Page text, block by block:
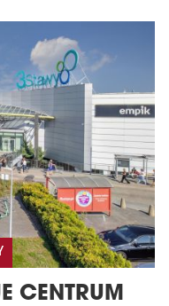
CENTRUM